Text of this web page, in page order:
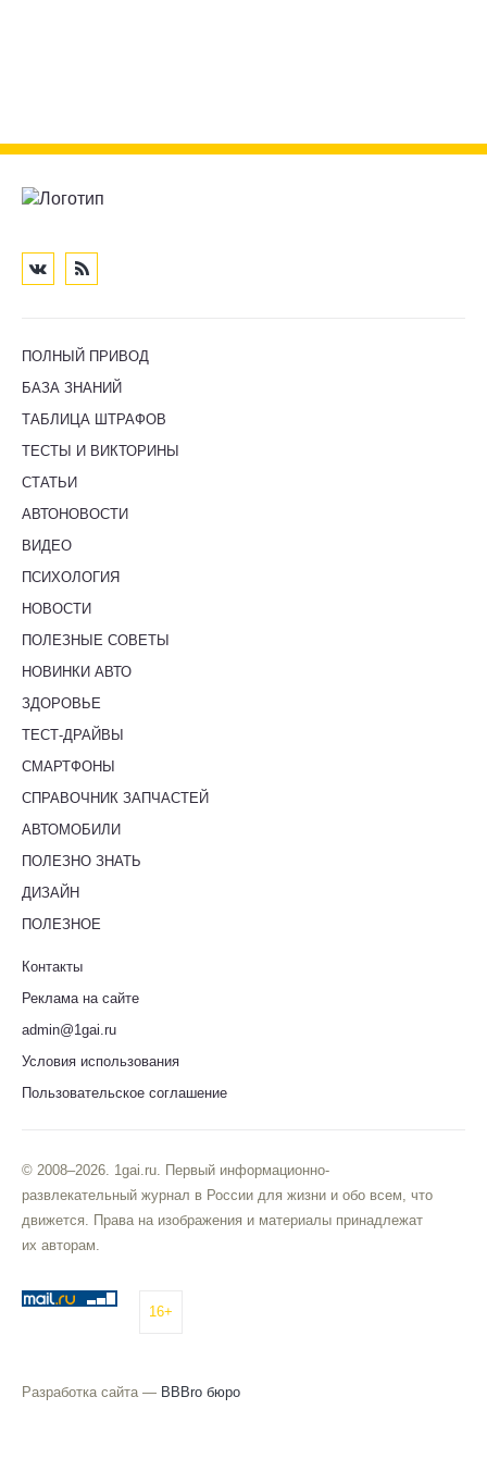
ПОЛНЫЙ ПРИВОД
БАЗА ЗНАНИЙ
ТАБЛИЦА ШТРАФОВ
ТЕСТЫ И ВИКТОРИНЫ
СТАТЬИ
АВТОНОВОСТИ
ВИДЕО
ПСИХОЛОГИЯ
НОВОСТИ
ПОЛЕЗНЫЕ СОВЕТЫ
НОВИНКИ АВТО
ЗДОРОВЬЕ
ТЕСТ-ДРАЙВЫ
СМАРТФОНЫ
СПРАВОЧНИК ЗАПЧАСТЕЙ
АВТОМОБИЛИ
ПОЛЕЗНО ЗНАТЬ
ДИЗАЙН
ПОЛЕЗНОЕ
Контакты
Реклама на сайте
admin@1gai.ru
Условия использования
Пользовательское соглашение
© 2008–2026. 1gai.ru. Первый информационно-
развлекательный журнал в России для жизни и обо всем, что
движется. Права на изображения и материалы принадлежат
их авторам.
16+
Разработка сайта — BBBro бюро